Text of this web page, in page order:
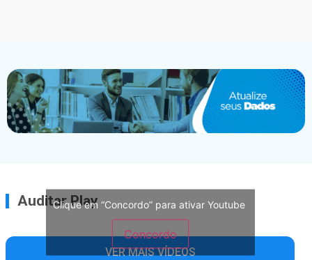
Auditar Play
Clique em “Concordo” para ativar Youtube
Concordo
VER MAIS VÍDEOS